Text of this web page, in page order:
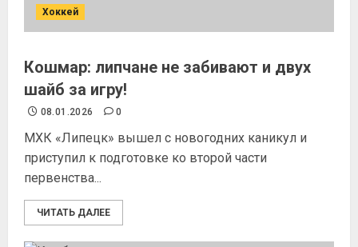
Хоккей
Кошмар: липчане не забивают и двух
шайб за игру!
08.01.2026 0
МХК «Липецк» вышел с новогодних каникул и
приступил к подготовке ко второй части
первенства...
ЧИТАТЬ ДАЛЕЕ